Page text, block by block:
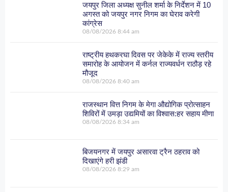
जयपुर जिला अध्यक्ष सुनील शर्मा के निर्देशन में 10
अगस्त को जयपुर नगर निगम का घेराव करेगी
कांग्रेस
08/08/20268:44 am
राष्ट्रीय हथकरघा दिवस पर जेकेके में राज्य स्तरीय
समारोह के आयोजन में कर्नल राज्यवर्धन राठौड़ रहे
मौजूद
08/08/20268:40 am
राजस्थान वित्त निगम के मेगा औद्योगिक प्रोत्साहन
शिविरों में उमड़ा उद्यमियों का विश्वास:हर सहाय मीणा
08/08/20268:34 am
बिजयनगर में जयपुर असारवा ट्रैन ठहराव को
दिखाएंगे हरी झंडी
08/08/20268:29 am